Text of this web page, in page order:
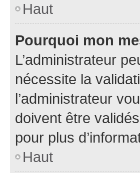
Haut
Pourquoi mon
L’administrateur
nécessite la
l’administrateur
doivent être
pour plus
Haut